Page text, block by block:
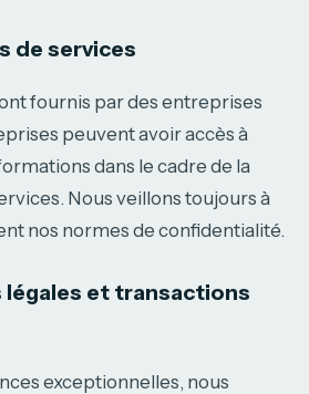
de services
fournis par des entreprises
peuvent avoir accès à
dans le cadre de la
Nous veillons toujours à
nos normes de confidentialité.
légales et transactions
exceptionnelles, nous